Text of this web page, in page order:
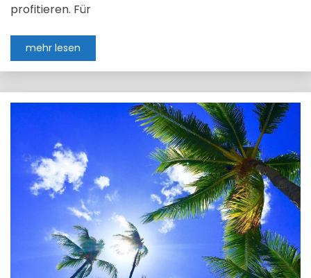
profitieren. Für
mehr lesen